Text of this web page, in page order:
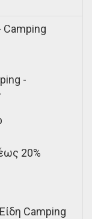
Camping
-
20%
Camping